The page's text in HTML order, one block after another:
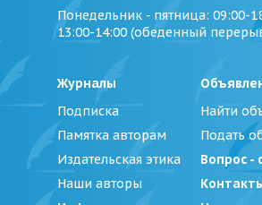
Понедельник - пятница: 09:00-
13:00-14:00 (обеденный
Журналы
Подписка
Памятка авторам
Издательская этика
Наши авторы
Найти
Подать
Вопрос -